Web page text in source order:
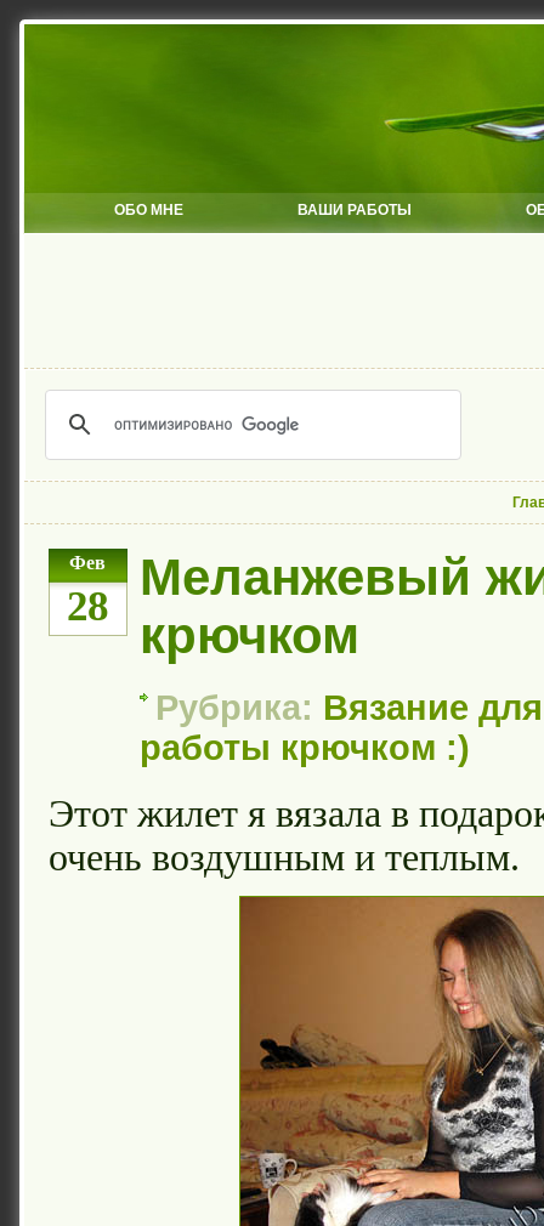
ОБО МНЕ ВАШИ РАБОТЫ
Фев
28
Меланжевый
крючком
Рубрика: Вязание
работы крючком :)
Этот жилет я вязала в
очень воздушным и теплым.